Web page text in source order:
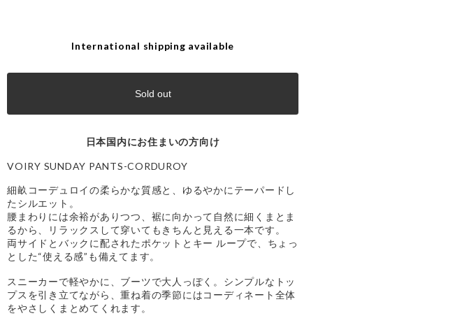
International shipping available
Sold out
日本国内にお住まいの方向け
VOIRY SUNDAY PANTS-CORDUROY
細畝コーデュロイの柔らかな質感と、ゆるやかにテーパードし
たシルエット。
腰まわりには余裕がありつつ、裾に向かって自然に細くまとま
るから、リラックスして穿いてもきちんと見える一本です。
両サイドとバックに配されたポケットとキー ループで、ちょっ
とした“使える感”も備えてます。
スニーカーで軽やかに、ブーツで大人っぽく。シンプルなトッ
プスを引き立てながら、重ね着の季節にはコーディネート全体
をやさしくまとめてくれます。